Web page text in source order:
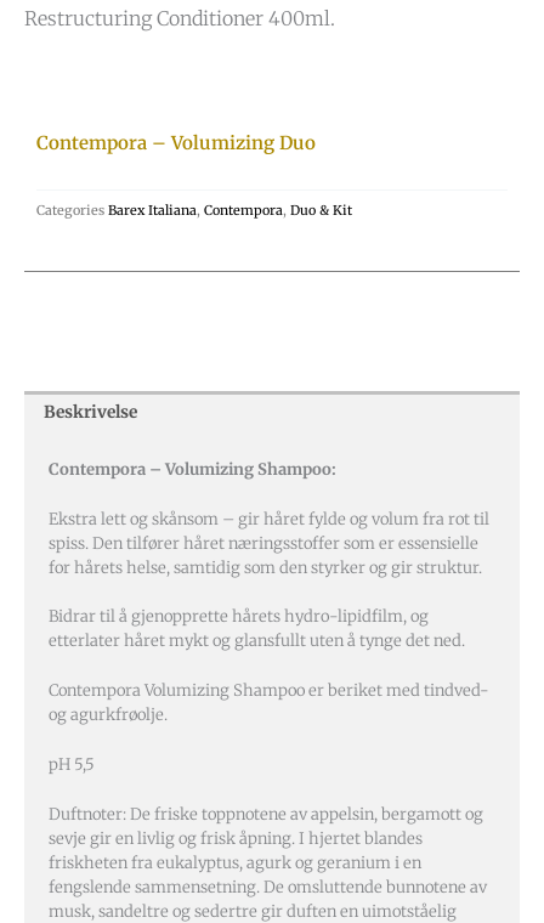
Restructuring Conditioner 400ml.
Contempora – Volumizing Duo
Categories Barex Italiana, Contempora, Duo & Kit
Beskrivelse
Contempora – Volumizing Shampoo:
Ekstra lett og skånsom – gir håret fylde og volum fra rot til
spiss. Den tilfører håret næringsstoffer som er essensielle
for hårets helse, samtidig som den styrker og gir struktur.
Bidrar til å gjenopprette hårets hydro-lipidfilm, og
etterlater håret mykt og glansfullt uten å tynge det ned.
Contempora Volumizing Shampoo er beriket med tindved-
og agurkfrøolje.
pH 5,5
Duftnoter: De friske toppnotene av appelsin, bergamott og
sevje gir en livlig og frisk åpning. I hjertet blandes
friskheten fra eukalyptus, agurk og geranium i en
fengslende sammensetning. De omsluttende bunnotene av
musk, sandeltre og sedertre gir duften en uimotståelig